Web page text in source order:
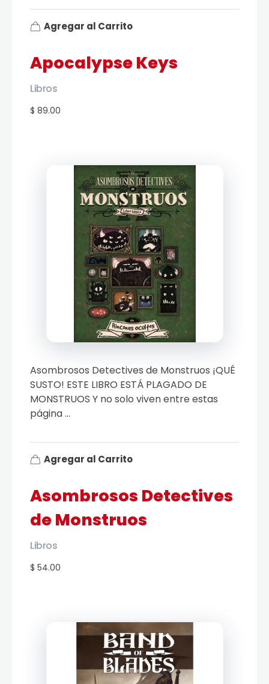
Apocalypse Keys
$ 89.00
Libros
Agregar al Carrito
Asombrosos Detectives
de Monstruos
$ 54.00
Libros
Asombrosos Detectives de Monstruos ¡QUÉ
SUSTO! ESTE LIBRO ESTÁ PLAGADO DE
MONSTRUOS Y no solo viven entre estas
página ...
Agregar al Carrito